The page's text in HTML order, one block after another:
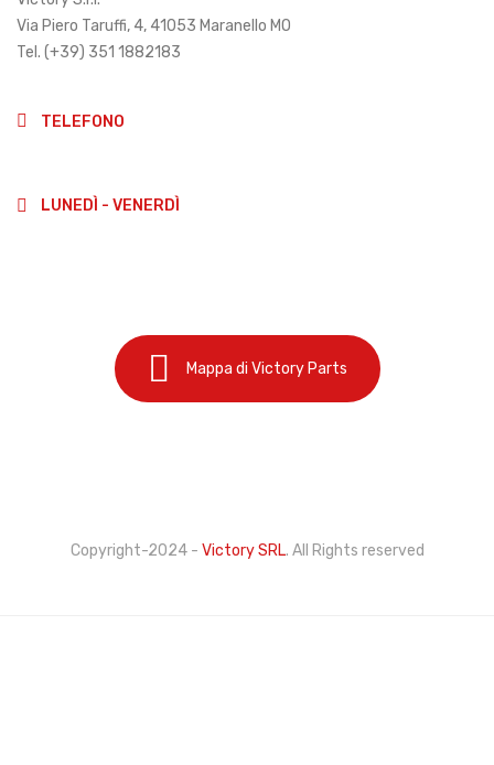
Via Piero Taruffi, 4, 41053 Maranello MO
Tel. (+39) 351 1882183
TELEFONO
LUNEDÌ - VENERDÌ
Mappa di Victory Parts
Copyright-2024 - Victory SRL. All Rights reserved